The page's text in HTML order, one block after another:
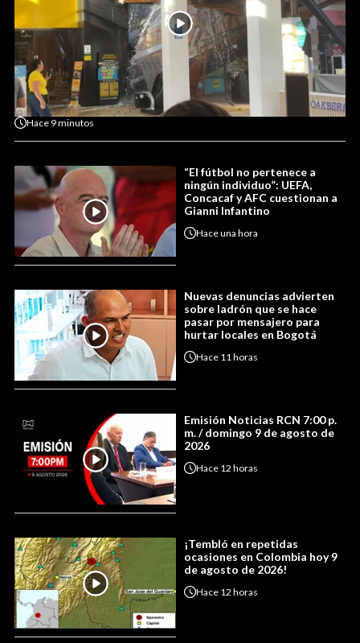
Hace 9 minutos
“El fútbol no pertenece a
ningún individuo”: UEFA,
Concacaf y AFC cuestionan a
Gianni Infantino
Haceuna hora
Nuevas denuncias advierten
sobre ladrón que se hace
pasar por mensajero para
hurtar locales en Bogotá
Hace 11 horas
Emisión Noticias RCN 7:00 p.
m. / domingo 9 de agosto de
2026
Hace 12 horas
¡Tembló en repetidas
ocasiones en Colombia hoy 9
de agosto de 2026!
Hace 12 horas